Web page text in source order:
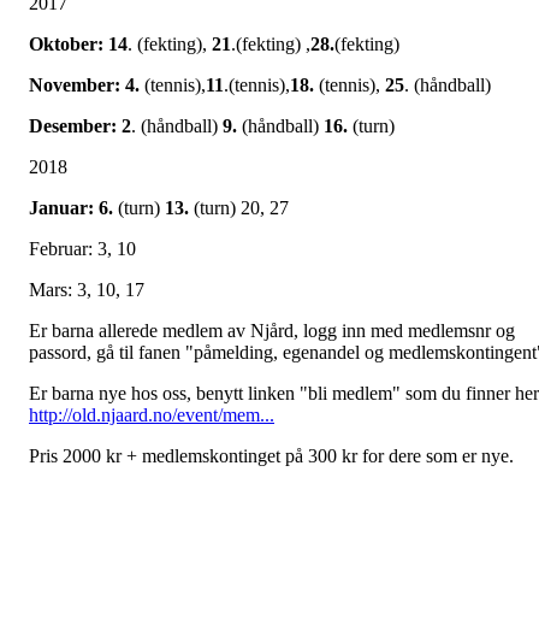
Oktober: 14. (fekting), 21.(fekting) ,28.(fekting)
November: 4. (tennis),11.(tennis),18. (tennis), 25. (håndball)
Desember: 2. (håndball) 9. (håndball) 16. (turn)
2018
Januar: 6. (turn) 13. (turn) 20, 27
Februar: 3, 10
Mars: 3, 10, 17
Er barna allerede medlem av Njård, logg inn med medlemsnr og
passord, gå til fanen "påmelding, egenandel og
Er barna nye hos oss, benytt linken "bli medlem" som du finner
http://old.njaard.no/event/mem...
Pris 2000 kr + medlemskontinget på 300 kr for dere som er nye.